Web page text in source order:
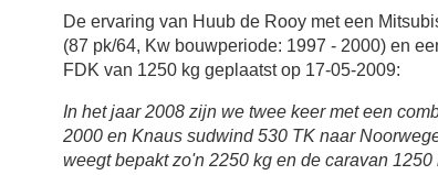
De ervaring van Huub de Rooy met een
(87 pk/64, Kw bouwperiode: 1997 - 2000) en
FDK van 1250 kg geplaatst op 17-05-2009:
In het jaar 2008 zijn we twee keer met een
2000 en Knaus sudwind 530 TK naar
weegt bepakt zo'n 2250 kg en de caravan